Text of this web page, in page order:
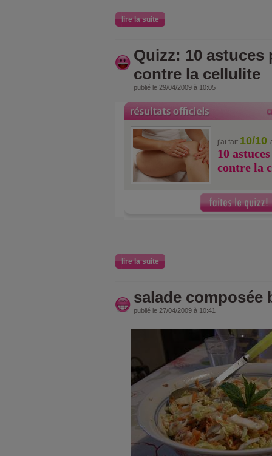
lire la suite
Quizz: 10
contre la cellulite
publié le 29/04/2009 à 10:05
j'ai fait 10/10
10
contre la
lire la suite
salade composée
publié le 27/04/2009 à 10:41